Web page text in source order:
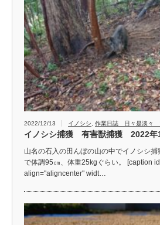
2022/12/13 イノシシ 作業日誌 日々是淡々
イノシシ捕獲 有害獣捕獲 2022年
山名の石入の田んぼの山の中でイノシシ
で体調95㎝、体重25kgぐらい。 [caption
align="aligncenter" widt…